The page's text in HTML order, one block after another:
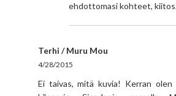
ehdottomasi kohteet,
Terhi / Muru Mou
4/28/2015
Ei taivas, mitä kuvia! Kerran olen